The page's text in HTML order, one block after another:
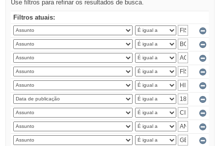
Use filtros para refinar os resultados de busca.
Filtros atuais: